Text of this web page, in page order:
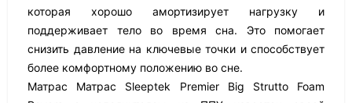
которая хорошо амортизирует нагрузку и
поддерживает тело во время сна. Это помогает
снизить давление на ключевые точки и способствует
более комфортному положению во сне.
Матрас Матрас Sleeptek Premier Big Strutto Foam